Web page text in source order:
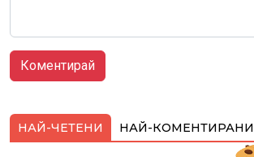
НАЙ-ЧЕТЕНИ НАЙ-КОМЕНТИРАНИ